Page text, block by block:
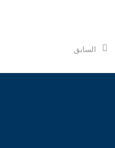
السابق